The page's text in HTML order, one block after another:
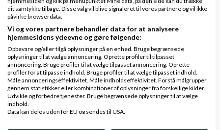
Refleksveste til kvinder - 20 %
Nyeste indlægafThomas Reberholt,den 19-03-
2026 kl. 17:13
0 svar
dit samtykke tilbage. Disse valg vil blive signaleret til vores partnere og vil ikke
påvirke browserdata.
Vi og vores partnere behandler data for at analysere
hjemmesidens ydeevne og gøre følgende:
Opbevare og/eller tilgå oplysninger på en enhed. Bruge begrænsede
oplysninger til at vælge annoncering. Oprette profiler til tilpasset
annoncering. Bruge profiler til at vælge tilpasset annoncering. Oprette
profiler for at tilpasse indhold. Bruge profiler til at vælge tilpasset indhold.
Måle annonceringseffektivitet. Måle indholdseffektivitet. Forstå målgrupper
gennem statistikker eller kombinationer af oplysninger fra forskellige kilder.
Udvikle og forbedre tjenester. Bruge begrænsede oplysninger til at vælge
indhold.
Data kan deles uden for EU og sendes til USA.